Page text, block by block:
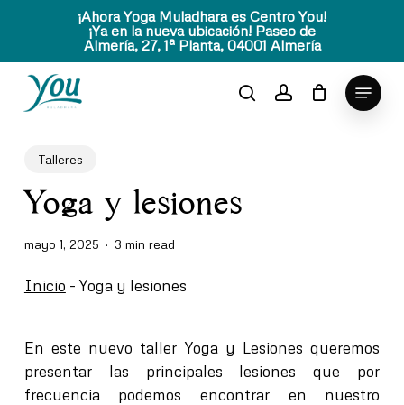
content
¡Ahora Yoga Muladhara es Centro You!
¡Ya en la nueva ubicación! Paseo de
Almería, 27, 1ª Planta, 04001 Almería
searchaccount
Menu
Talleres
Yoga y lesiones
mayo 1, 2025 3 min read
Inicio - Yoga y lesiones
En este nuevo taller Yoga y Lesiones queremos
presentar las principales lesiones que por
frecuencia podemos encontrar en nuestro
Menu